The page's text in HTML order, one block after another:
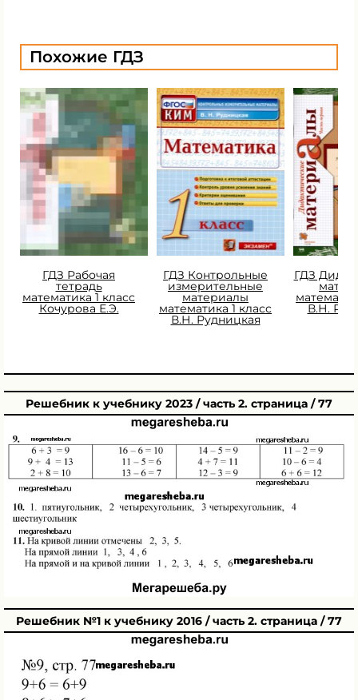
Похожие ГДЗ
ГДЗ Рабочая
тетрадь
математика 1 класс
Кочурова Е.Э.
ГДЗ Контрольные
измерительные
материалы
математика 1 класс
В.Н. Рудницкая
ГДЗ
В.Н.
Решебник к учебнику 2023 / часть 2. страница / 77
Решебник №1 к учебнику 2016 / часть 2. страница / 77